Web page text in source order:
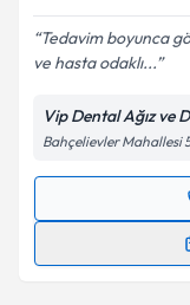
Kişisel
Tedavim boyunca
ve hasta odaklı...
Vip Dental Ağız ve
Bahçelievler Mahallesi
Randevu